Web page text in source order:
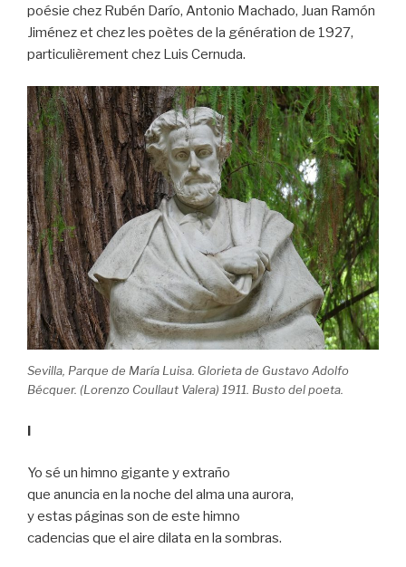
poésie chez Rubén Darío, Antonio Machado, Juan Ramón
Jiménez et chez les poètes de la génération de 1927,
particulièrement chez Luis Cernuda.
Sevilla, Parque de María Luisa. Glorieta de Gustavo Adolfo
Bécquer. (Lorenzo Coullaut Valera) 1911. Busto del poeta.
I
Yo sé un himno gigante y extraño
que anuncia en la noche del alma una aurora,
y estas páginas son de este himno
cadencias que el aire dilata en la sombras.